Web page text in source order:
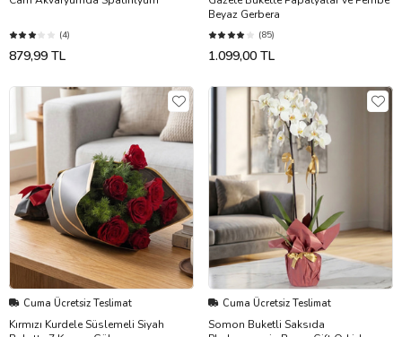
(4)
879,99 TL
Beyaz Gerbera
(85)
1.099,00 TL
Cuma Ücretsiz Teslimat
Kırmızı Kurdele Süslemeli Siyah
Cuma Ücretsiz Teslimat
Somon Buketli Saksıda